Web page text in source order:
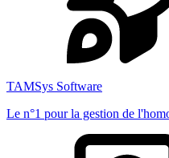
TAMSys Software
Le n°1 pour la gestion de